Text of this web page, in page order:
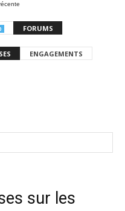
FORUMS
ENGAGEMENTS
sur les